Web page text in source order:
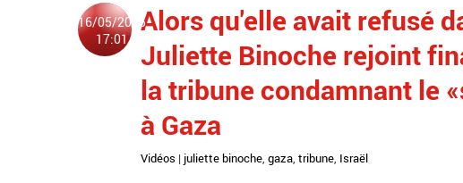
16/05/2025
17:01
Alors qu'elle avait refusé
Juliette Binoche rejoint
la tribune condamnant le
à Gaza
Vidéos | juliette binoche gaza tribune Israël